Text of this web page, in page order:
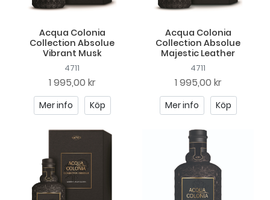
Acqua Colonia
Collection Absolue
Vibrant Musk
4711
1 995,00 kr
Mer info Köp
Acqua Colonia
Collection Absolue
Majestic Leather
4711
1 995,00 kr
Mer info Köp